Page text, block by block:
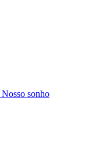
Nosso sonho